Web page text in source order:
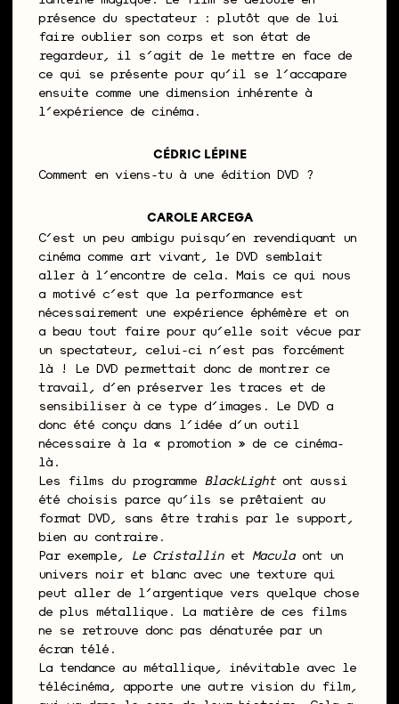
présence du spectateur : plutôt que de lui
faire oublier son corps et son état de
regardeur, il s’agit de le mettre en face de
ce qui se présente pour qu’il se l’accapare
ensuite comme une dimension inhérente à
l’expérience de cinéma.
CÉDRIC LÉPINE
Comment en viens-tu à une édition DVD ?
CAROLE ARCEGA
C’est un peu ambigu puisqu’en revendiquant un
cinéma comme art vivant, le DVD semblait
aller à l’encontre de cela. Mais ce qui nous
a motivé c’est que la performance est
nécessairement une expérience éphémère et on
a beau tout faire pour qu’elle soit vécue par
un spectateur, celui-ci n’est pas forcément
là ! Le DVD permettait donc de montrer ce
travail, d’en préserver les traces et de
sensibiliser à ce type d’images. Le DVD a
donc été conçu dans l’idée d’un outil
nécessaire à la « promotion » de ce cinéma-
là.
Les films du programme BlackLightont aussi
été choisis parce qu’ils se prêtaient au
format DVD, sans être trahis par le support,
bien au contraire.
Par exemple,
Le Cristallinet Maculaont un
univers noir et blanc avec une texture qui
peut aller de l’argentique vers quelque chose
de plus métallique. La matière de ces films
ne se retrouve donc pas dénaturée par un
écran télé.
La tendance au métallique, inévitable avec le
télécinéma, apporte une autre vision du film,